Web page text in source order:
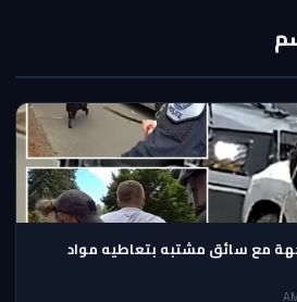
مع سائق مشتبه بتعاطيه مواد